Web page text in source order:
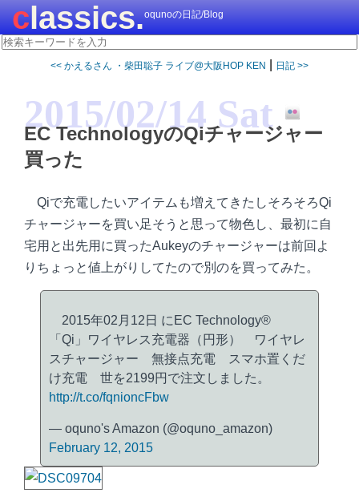
classics.oqunoの日記/Blog
<< かえるさん ・柴田聡子 ライブ@大阪HOP KEN 日記 >>
2015/02/14 Sat
EC TechnologyのQiチャージャー
買った
Qiで充電したいアイテムも増えてきたしそろそろQi
チャージャーを買い足そうと思って物色し、最初に自
宅用と出先用に買ったAukeyのチャージャーは前回よ
りちょっと値上がりしてたので別のを買ってみた。
2015年02月12日 にEC Technology®
「Qi」ワイヤレス充電器（円形） ワイヤレ
スチャージャー 無接点充電 スマホ置くだ
け充電 世を2199円で注文しました。
http://t.co/fqnioncFbw
— oquno's Amazon (@oquno_amazon)
February 12, 2015